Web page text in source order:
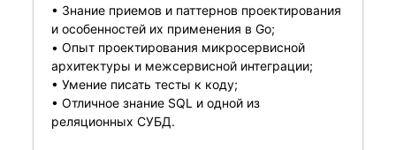
• Знание приемов и паттернов проектирования
и особенностей их применения в Go;
• Опыт проектирования микросервисной
архитектуры и межсервисной интеграции;
• Умение писать тесты к коду;
• Отличное знание SQL и одной из
реляционных СУБД.